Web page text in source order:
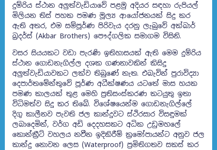
දුම්රිය ස්ථාන අලුත්වැඩියාවේ පළමු අදියර සඳහා රුපියල්
මිලියන තිස් පහක පමණ මූල්‍ය ආයෝජනයක් සිදු කර
ඇති අතර, එම සම්පූර්ණ පිරිවැය දරනු ලැබුවේ අක්බාර්
බ්‍රදර්ස් (Akbar Brothers) පෞද්ගලික සමාගම විසිනි.
වසර සියයකට වඩා පැරණි ඉතිහාසයක් ඇති මෙම දුම්රිය
ස්ථාන ගොඩනැගිල්ල දශක ගණනාවකින් කිසිදු
අලුත්වැඩියාවකට ලක්ව තිබුණේ නැත. එබැවින් පුරාවිද්‍යා
දෙපාර්තමේන්තුවේ පූර්ණ අධීක්ෂණය යටතේ මාස හයක
පමණ කාලයක් තුළ මෙහි ප්‍රතිසංස්කරණ කටයුතු ඉතා
විධිමත්ව සිදු කර තිබේ. විශේෂයෙන්ම ගොඩනැගිල්ලේ
දිගු කාලීනව පැවති ජල කාන්දුවට ස්ථිරසාර විසඳුමක්
ලබාදෙමින්, වර්ග අඩි දෙදහසකට අධික උඩුමහලේ
කොන්ක්‍රීට් වහලය නවීන ඉදිකිරීම් ක්‍රමෝපායන්ට අනුව ජල
කාන්දු නොවන ලෙස (Waterproof) ප්‍රමිතිගතව සකස් කර